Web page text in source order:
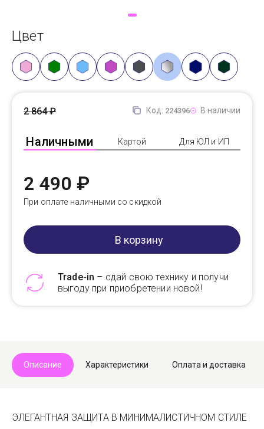
Цвет
Код: 224396 В наличии
Наличными Картой Для ЮЛ и ИП
2 864 ₽
2 490 ₽
При оплате наличными со скидкой
В корзину
Trade-in – сдай свою технику и получи
выгоду при приобретении новой!
Описание Характеристики Оплата и доставка
ЭЛЕГАНТНАЯ ЗАЩИТА В МИНИМАЛИСТИЧНОМ СТИЛЕ